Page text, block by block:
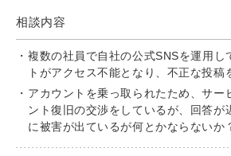
相談内容
複数の社員で自社の公式SNSを運用し
トがアクセス不能となり、不正な投稿
アカウントを乗っ取られたため、サー
ント復旧の交渉をしているが、回答が
に被害が出ているが何とかならないか